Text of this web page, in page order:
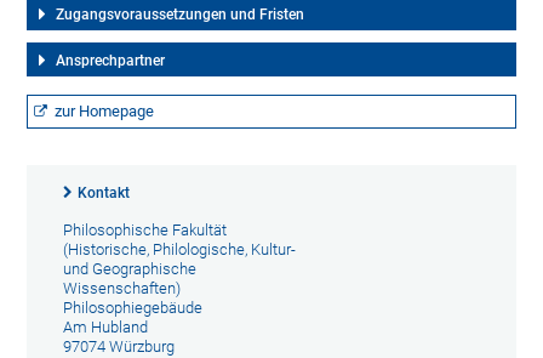
Zugangsvoraussetzungen und Fristen
Ansprechpartner
zur Homepage
Kontakt
Philosophische Fakultät
(Historische, Philologische, Kultur-
und Geographische
Wissenschaften)
Philosophiegebäude
Am Hubland
97074 Würzburg